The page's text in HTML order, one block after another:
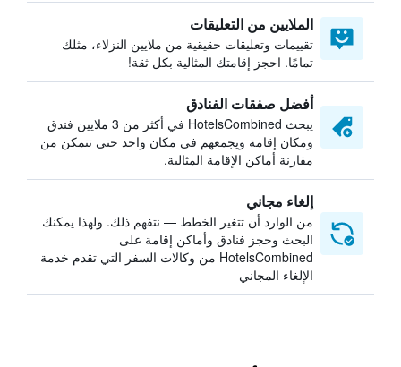
الملايين من التعليقات
تقييمات وتعليقات حقيقية من ملايين النزلاء، مثلك
تمامًا. احجز إقامتك المثالية بكل ثقة!
أفضل صفقات الفنادق
يبحث HotelsCombined في أكثر من 3 ملايين فندق
ومكان إقامة ويجمعهم في مكان واحد حتى تتمكن من
مقارنة أماكن الإقامة المثالية.
إلغاء مجاني
من الوارد أن تتغير الخطط — نتفهم ذلك. ولهذا يمكنك
البحث وحجز فنادق وأماكن إقامة على
HotelsCombined من وكالات السفر التي تقدم خدمة
الإلغاء المجاني